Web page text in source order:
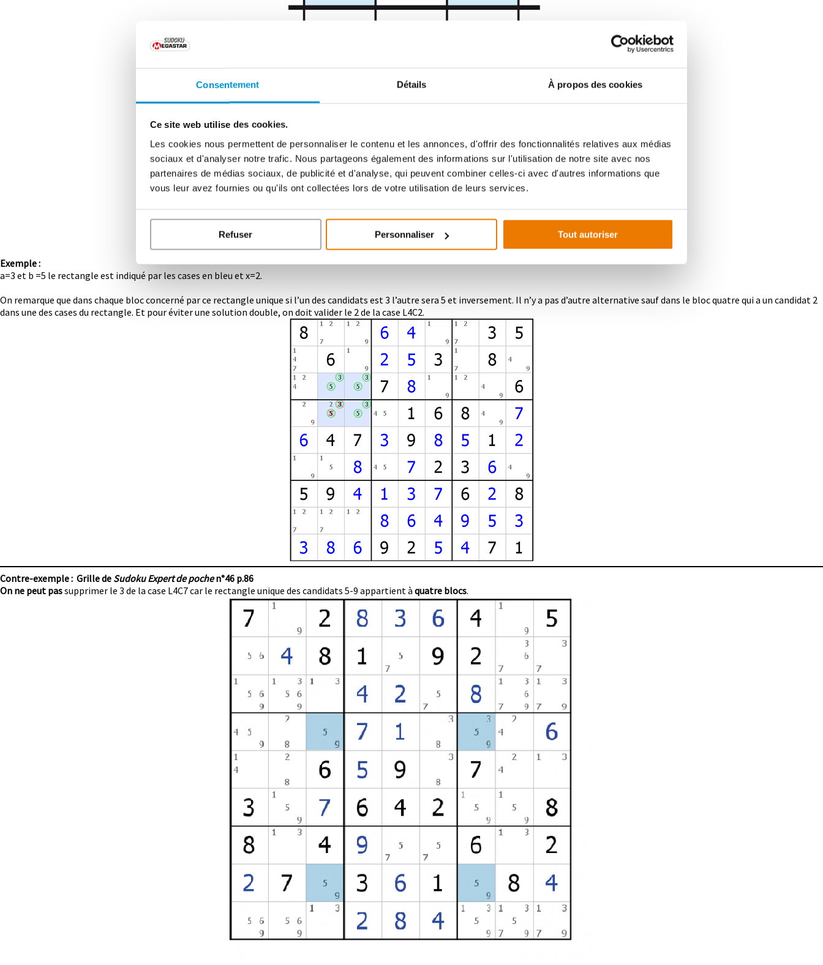
Consentement Détails À propos des cookies
Ce site web utilise des cookies.
Les cookies nous permettent de personnaliser le contenu et les annonces, d'offrir des fonctionnalités relatives aux médias
sociaux et d'analyser notre trafic. Nous partageons également des informations sur l'utilisation de notre site avec nos
partenaires de médias sociaux, de publicité et d'analyse, qui peuvent combiner celles-ci avec d'autres informations que
vous leur avez fournies ou qu'ils ont collectées lors de votre utilisation de leurs services.
Refuser Personnaliser Tout autoriser
Exemple :
a=3 et b =5 le rectangle est indiqué par les cases en bleu et x=2.
On remarque que dans chaque bloc concerné par ce rectangle unique si l’un des candidats est 3 l’autre sera 5 et inversement. Il n’y a pas d’autre alternative sauf dans le bloc quatre qui a un candidat 2
dans une des cases du rectangle. Et pour éviter une solution double, on doit valider le 2 de la case L4C2.
Contre-exemple : Grille de Sudoku Expert de pochen°46 p.86
On ne peut passupprimer le 3 de la case L4C7 car le rectangle unique des candidats 5-9 appartient à quatre blocs.